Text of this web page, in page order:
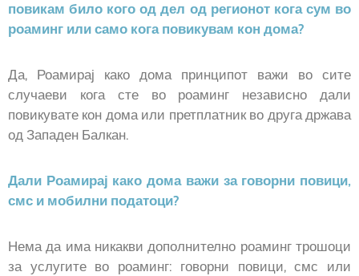
повикам било кого од дел од регионот кога сум во
роаминг или само кога повикувам кон дома?
Да, Роамирај како дома принципот важи во сите
случаеви кога сте во роаминг независно дали
повикувате кон дома или претплатник во друга држава
од Западен Балкан.
Дали Роамирај како дома важи за говорни повици,
смс и мобилни податоци?
Нема да има никакви дополнително роаминг трошоци
за услугите во роаминг: говорни повици, смс или